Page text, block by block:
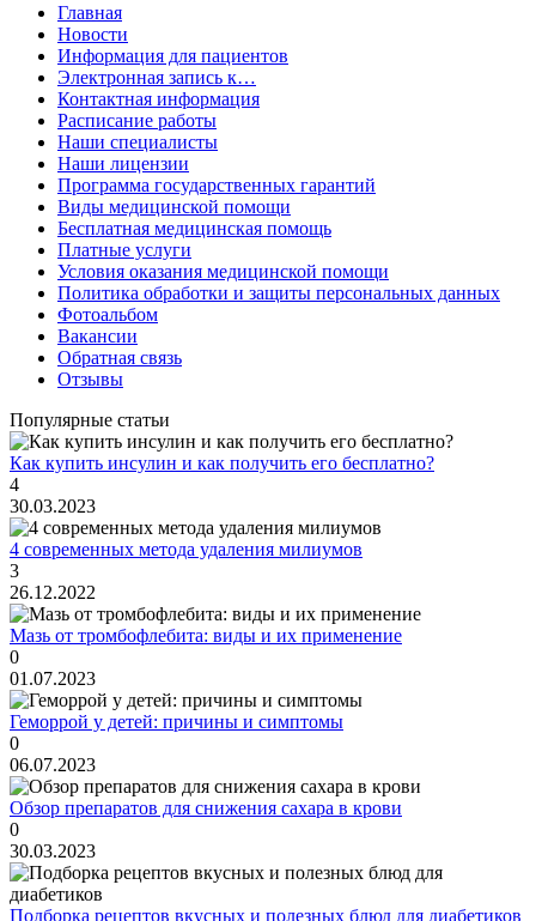
Главная
Новости
Информация для пациентов
Электронная запись к…
Контактная информация
Расписание работы
Наши специалисты
Наши лицензии
Программа государственных гарантий
Виды медицинской помощи
Бесплатная медицинская помощь
Платные услуги
Условия оказания медицинской помощи
Политика обработки и защиты персональных данных
Фотоальбом
Вакансии
Обратная связь
Отзывы
Популярные статьи
Как купить инсулин и как получить его бесплатно?
4
30.03.2023
4 современных метода удаления милиумов
3
26.12.2022
Мазь от тромбофлебита: виды и их применение
0
01.07.2023
Геморрой у детей: причины и симптомы
0
06.07.2023
Обзор препаратов для снижения сахара в крови
0
30.03.2023
Подборка рецептов вкусных и полезных блюд для диабетиков